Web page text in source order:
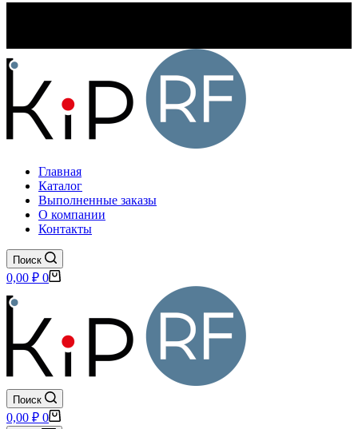
Главная
Каталог
Выполненные заказы
О компании
Контакты
Поиск
Корзина
0,00 ₽ 0
Поиск
Корзина
0,00 ₽ 0